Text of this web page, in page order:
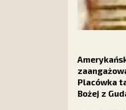
Placówka
Bożej z